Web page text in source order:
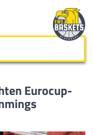
Eurocup-